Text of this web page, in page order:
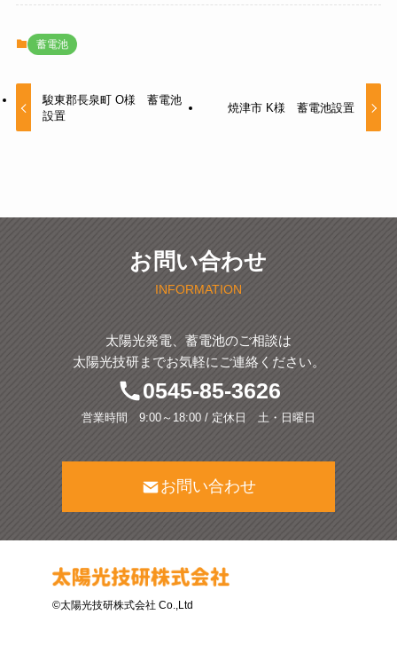
蓄電池
駿東郡長泉町 O様 蓄電池
設置
焼津市 K様 蓄電池設置
お問い合わせ
INFORMATION
太陽光発電、蓄電池のご相談は
太陽光技研までお気軽にご連絡ください。
0545-85-3626
営業時間 9:00～18:00 / 定休日 土・日曜日
お問い合わせ
©太陽光技研株式会社 Co.,Ltd